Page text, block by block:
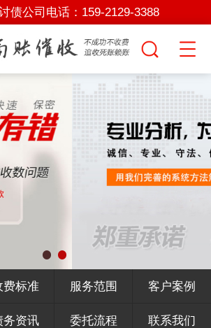
债公司电话： 159-2129-3388
费标准 服务范围 客户案例
务资讯 委托流程 联系我们